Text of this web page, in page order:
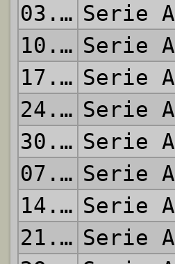
03.03.2002 Serie A
10.03.2002 Serie A
17.03.2002 Serie A
24.03.2002 Serie A
30.03.2002 Serie A
07.04.2002 Serie A
14.04.2002 Serie A
21.04.2002 Serie A